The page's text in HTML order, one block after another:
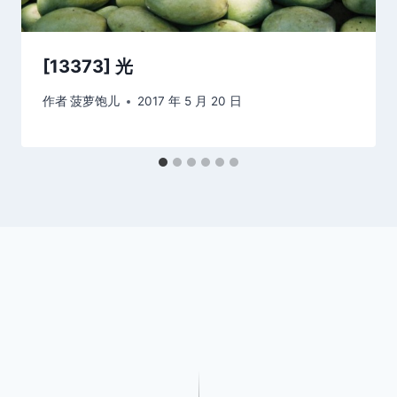
[13373] 光
作者菠萝饱儿 2017 年 5 月 20 日